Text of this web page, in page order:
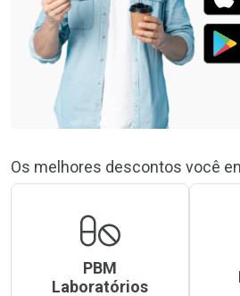
Os melhores descontos você
PBM
Laboratórios